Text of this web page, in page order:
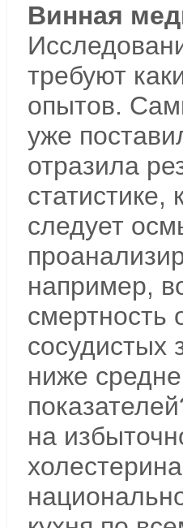
Винная
требуют
опытов.
уже
отразила
следует
например,
смертность
сосудистых
ниже
на